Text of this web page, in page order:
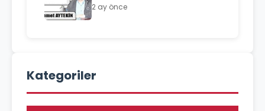
2 ay önce
Kategoriler